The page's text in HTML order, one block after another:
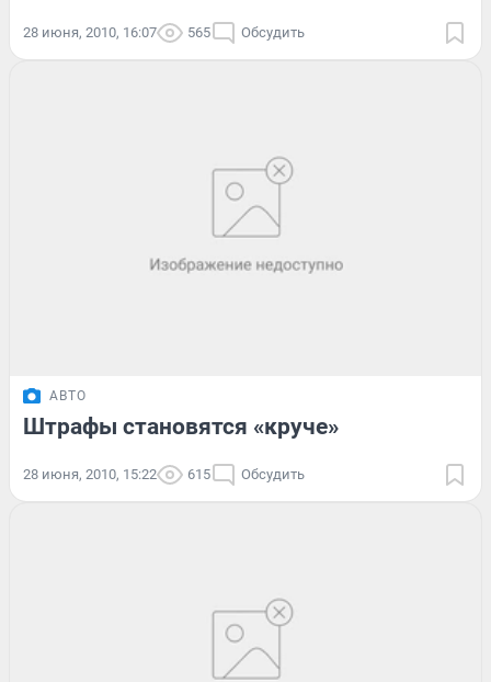
28 июня, 2010, 16:07 565 Обсудить
АВТО
Штрафы становятся «круче»
28 июня, 2010, 15:22 615 Обсудить